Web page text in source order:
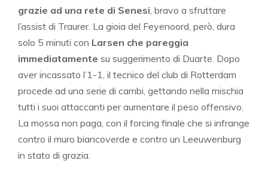
grazie ad una rete di Senesi, bravo a sfruttare
l’assist di Traurer. La gioia del Feyenoord, però, dura
solo 5 minuti con Larsen che pareggia
immediatamente su suggerimento di Duarte. Dopo
aver incassato l’1-1, il tecnico del club di Rotterdam
procede ad una serie di cambi, gettando nella mischia
tutti i suoi attaccanti per aumentare il peso offensivo.
La mossa non paga, con il forcing finale che si infrange
contro il muro biancoverde e contro un Leeuwenburg
in stato di grazia.